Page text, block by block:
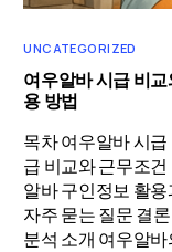
UNCATEGORIZED
여우알바 시급 비
용 방법
목차 여우알바 시
급 비교와 근무조
알바 구인정보 활
자주 묻는 질문 결
분석 소개 여우알